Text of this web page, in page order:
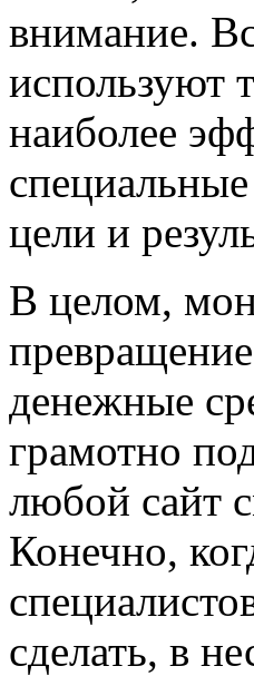
внимание.
используют
наиболее
цели и
В целом,
денежные
грамотно
любой сайт
Конечно,
сделать, в